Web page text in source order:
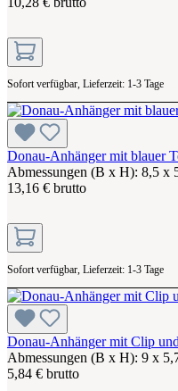
Sofort verfügbar, Lieferzeit: 1-3 Tage
Donau-Anhänger mit blauer
Abmessungen (B x H): 8,5 x
13,16 € brutto
Sofort verfügbar, Lieferzeit: 1-3 Tage
Donau-Anhänger mit Clip
Abmessungen (B x H): 9 x
5,84 € brutto